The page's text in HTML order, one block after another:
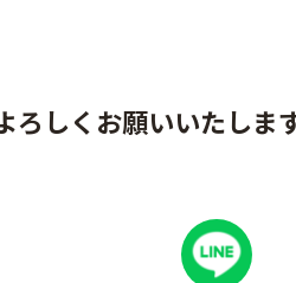
ろしくお願いいたしま